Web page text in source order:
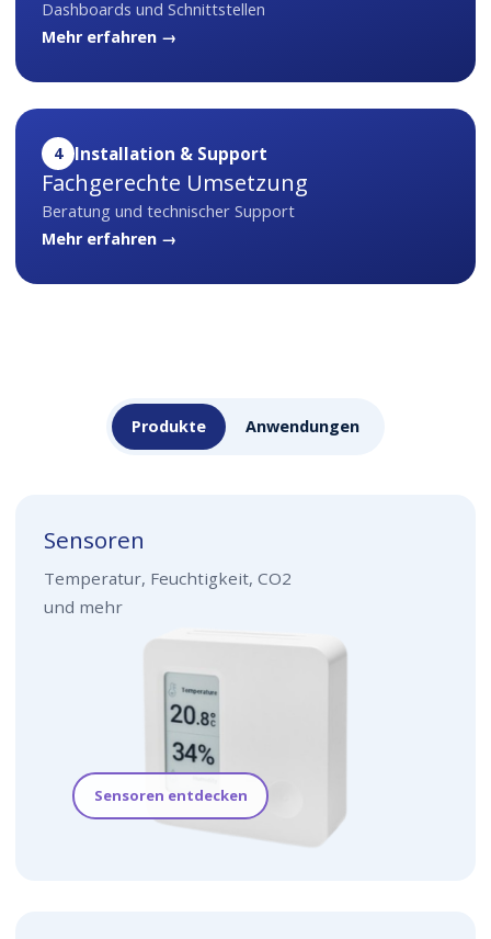
Dashboards und Schnittstellen
Mehr erfahren →
4 Installation & Support
Fachgerechte Umsetzung
Beratung und technischer Support
Mehr erfahren →
Produkte Anwendungen
Sensoren
Temperatur, Feuchtigkeit, CO2
und mehr
Sensoren entdecken